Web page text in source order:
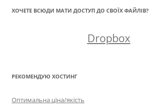
ХОЧЕТЕ ВСЮДИ МАТИ ДОСТУП ДО СВОЇХ ФАЙЛІВ?
Dropbox
РЕКОМЕНДУЮ ХОСТИНГ
Оптимальна ціна/якість